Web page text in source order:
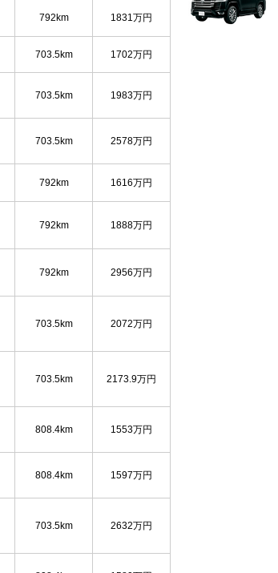
792km 1831万円
703.5km 1702万円
703.5km 1983万円
703.5km 2578万円
792km 1616万円
792km 1888万円
792km 2956万円
703.5km 2072万円
703.5km 2173.9万円
808.4km 1553万円
808.4km 1597万円
703.5km 2632万円